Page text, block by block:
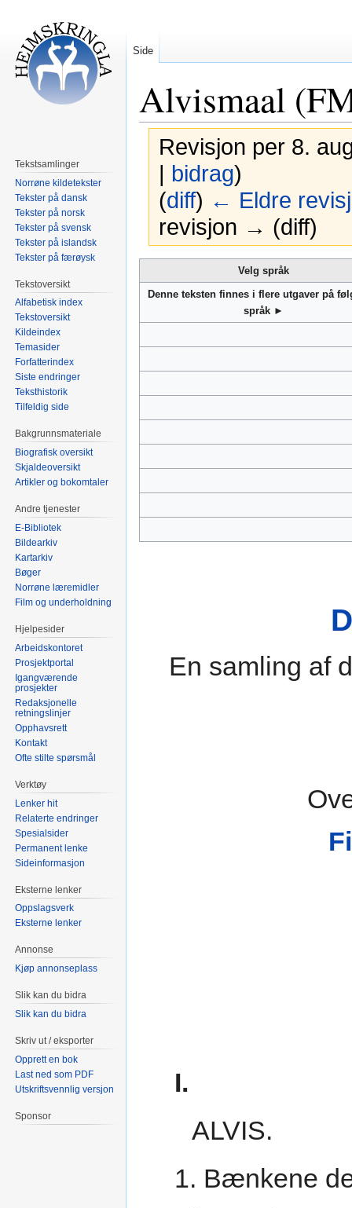
Alvismaal
Revisjon per 8.
| bidrag)
(diff) ← Eldre
revisjon → (diff)
til
navigering
til
søk
Velg språk
Denne teksten finnes i flere utgaver på
språk ►
En samling af
I.
ALVIS.
1. Bænkene
Side
Tekstsamlinger
Norrøne kildetekster
Tekster på dansk
Tekster på norsk
Tekster på svensk
Tekster på islandsk
Tekster på færøysk
Tekstoversikt
Alfabetisk index
Tekstoversikt
Kildeindex
Temasider
Forfatterindex
Siste endringer
Teksthistorik
Tilfeldig side
Bakgrunnsmateriale
Biografisk oversikt
Skjaldeoversikt
Artikler og bokomtaler
Andre tjenester
E-Bibliotek
Bildearkiv
Kartarkiv
Bøger
Norrøne læremidler
Film og underholdning
Hjelpesider
Arbeidskontoret
Prosjektportal
Igangværende
prosjekter
Redaksjonelle
retningslinjer
Opphavsrett
Kontakt
Ofte stilte spørsmål
Verktøy
Lenker hit
Relaterte endringer
Spesialsider
Permanent lenke
Sideinformasjon
Eksterne lenker
Oppslagsverk
Eksterne lenker
Annonse
Kjøp annonseplass
Slik kan du bidra
Slik kan du bidra
Skriv ut / eksporter
Opprett en bok
Last ned som PDF
Utskriftsvennlig versjon
Sponsor